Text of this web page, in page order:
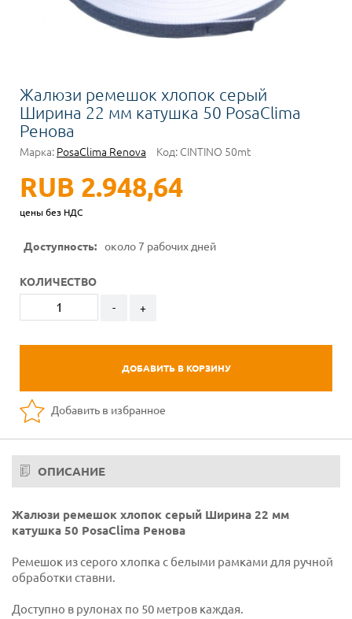
Жалюзи ремешок хлопок серый
Ширина 22 мм катушка 50 PosaClima
Ренова
Марка: PosaClima Renova Код: CINTINO 50mt
RUB 2.948,64
цены без НДС
Доступность: около 7 рабочих дней
КОЛИЧЕСТВО
- +
ДОБАВИТЬ В КОРЗИНУ
Добавить в избранное
ОПИСАНИЕ
Жалюзи ремешок хлопок серый Ширина 22 мм
катушка 50 PosaClima Ренова
Ремешок из серого хлопка с белыми рамками для ручной
обработки ставни.
Доступно в рулонах по 50 метров каждая.